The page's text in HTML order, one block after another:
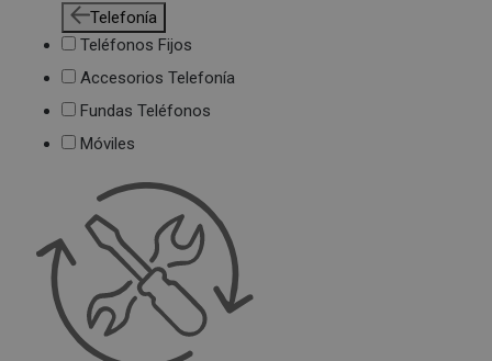
Telefonía
Teléfonos Fijos
Accesorios Telefonía
Fundas Teléfonos
Móviles